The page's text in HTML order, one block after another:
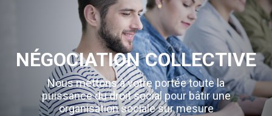
NÉGOCIATION COLLECTIVE
Nous mettons à votre portée toute la
puissance du droit social pour bâtir une
organisation sociale sur mesure